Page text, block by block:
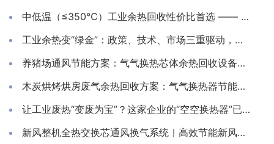
中低温（≤350℃）工业余热回收性价比首选 —— 淄博气宇空调
工业余热变“绿金”：政策、技术、市场三重驱动，千亿级产业迈入高质量发展新阶段
养猪场通风节能方案：气气换热芯体余热回收设备应用
木炭烘烤烘房废气余热回收方案：气气换热器节能应用
让工业废热“变废为宝”？这家企业的“空空换热器”已成节能新宠！
新风整机全热交换芯通风换气系统｜高效节能新风换气机解决方案